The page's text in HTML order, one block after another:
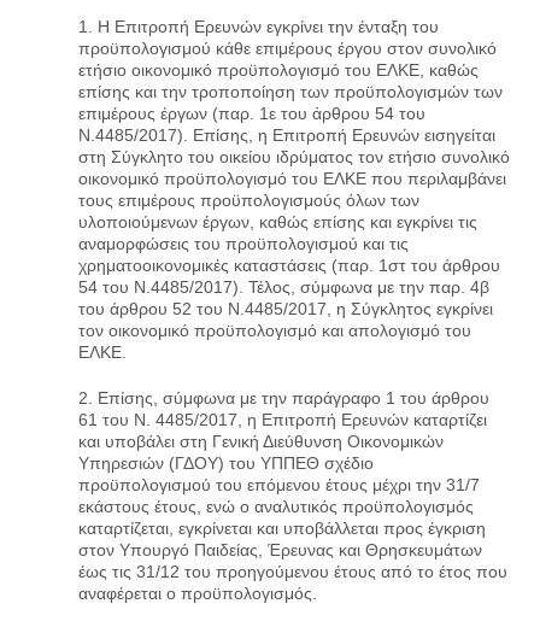
1. Η Επιτροπή Ερευνών εγκρίνει την ένταξη του
προϋπολογισμού κάθε επιμέρους έργου στον συνολικό
ετήσιο οικονομικό προϋπολογισμό του ΕΛΚΕ, καθώς
επίσης και την τροποποίηση των προϋπολογισμών των
επιμέρους έργων (παρ. 1ε του άρθρου 54 του
Ν.4485/2017). Επίσης, η Επιτροπή Ερευνών εισηγείται
στη Σύγκλητο του οικείου ιδρύματος τον ετήσιο συνολικό
οικονομικό προϋπολογισμό του ΕΛΚΕ που περιλαμβάνει
τους επιμέρους προϋπολογισμούς όλων των
υλοποιούμενων έργων, καθώς επίσης και εγκρίνει τις
αναμορφώσεις του προϋπολογισμού και τις
χρηματοοικονομικές καταστάσεις (παρ. 1στ του άρθρου
54 του Ν.4485/2017). Τέλος, σύμφωνα με την παρ. 4β
του άρθρου 52 του Ν.4485/2017, η Σύγκλητος εγκρίνει
τον οικονομικό προϋπολογισμό και απολογισμό του
ΕΛΚΕ.
2. Επίσης, σύμφωνα με την παράγραφο 1 του άρθρου
61 του Ν. 4485/2017, η Επιτροπή Ερευνών καταρτίζει
και υποβάλει στη Γενική Διεύθυνση Οικονομικών
Υπηρεσιών (ΓΔΟΥ) του ΥΠΠΕΘ σχέδιο
προϋπολογισμού του επόμενου έτους μέχρι την 31/7
εκάστους έτους, ενώ ο αναλυτικός προϋπολογισμός
καταρτίζεται, εγκρίνεται και υποβάλλεται προς έγκριση
στον Υπουργό Παιδείας, Έρευνας και Θρησκευμάτων
έως τις 31/12 του προηγούμενου έτους από το έτος που
αναφέρεται ο προϋπολογισμός.